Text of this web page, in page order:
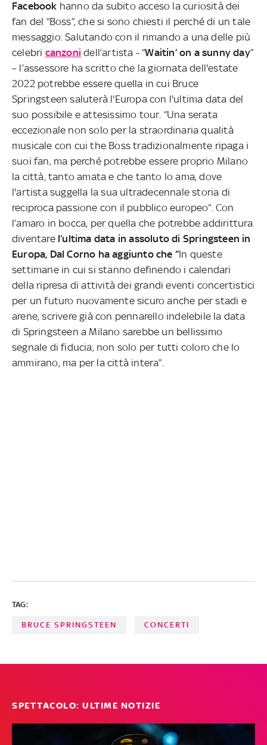
Facebook hanno da subito acceso la curiosità dei
fan del “Boss”, che si sono chiesti il perché di un tale
messaggio. Salutando con il rimando a una delle più
celebri canzoni dell’artista - “Waitin’ on a sunny day”
– l’assessore ha scritto che la giornata dell'estate
2022 potrebbe essere quella in cui Bruce
Springsteen saluterà l'Europa con l'ultima data del
suo possibile e attesissimo tour. “Una serata
eccezionale non solo per la straordinaria qualità
musicale con cui the Boss tradizionalmente ripaga i
suoi fan, ma perché potrebbe essere proprio Milano
la città, tanto amata e che tanto lo ama, dove
l'artista suggella la sua ultradecennale storia di
reciproca passione con il pubblico europeo”. Con
l’amaro in bocca, per quella che potrebbe addirittura
diventarel’ultima data in assoluto di Springsteen in
Europa, Dal Corno ha aggiunto che “In queste
settimane in cui si stanno definendo i calendari
della ripresa di attività dei grandi eventi concertistici
per un futuro nuovamente sicuro anche per stadi e
arene, scrivere già con pennarello indelebile la data
di Springsteen a Milano sarebbe un bellissimo
segnale di fiducia, non solo per tutti coloro che lo
ammirano, ma per la città intera”.
TAG:
BRUCE SPRINGSTEEN CONCERTI
SPETTACOLO: ULTIME NOTIZIE